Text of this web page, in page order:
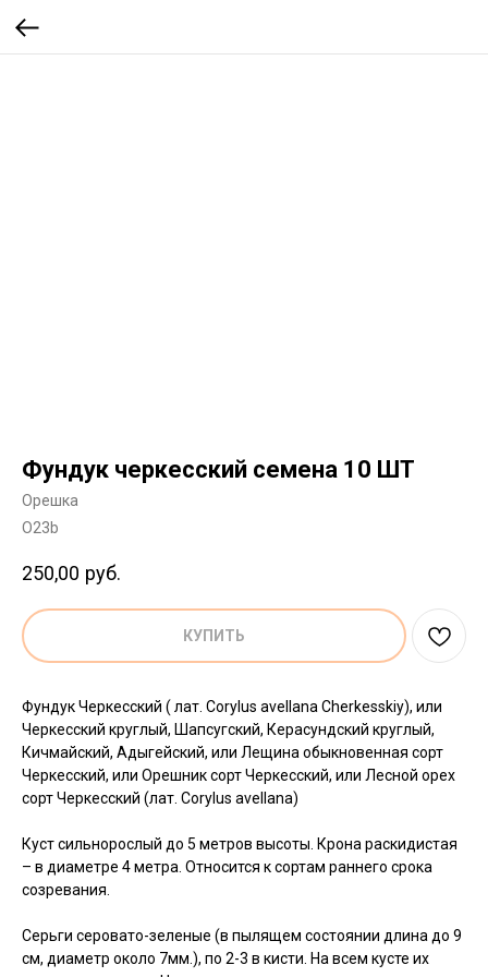
Фундук черкесский семена 10 ШТ
Орешка
O23b
250,00 руб.
КУПИТЬ
Фундук Черкесский ( лат. Corylus avellana Cherkesskiy), или
Черкесский круглый, Шапсугский, Керасундский круглый,
Кичмайский, Адыгейский, или Лещина обыкновенная сорт
Черкесский, или Орешник сорт Черкесский, или Лесной орех
сорт Черкесский (лат. Corylus avellana)
Куст сильнорослый до 5 метров высоты. Крона раскидистая
– в диаметре 4 метра. Относится к сортам раннего срока
созревания.
Серьги серовато-зеленые (в пылящем состоянии длина до 9
см, диаметр около 7мм.), по 2-3 в кисти. На всем кусте их